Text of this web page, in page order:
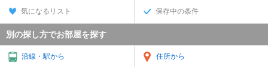
気になるリスト 保存中の条件
別の探し方でお部屋を探す
沿線・駅から 住所から